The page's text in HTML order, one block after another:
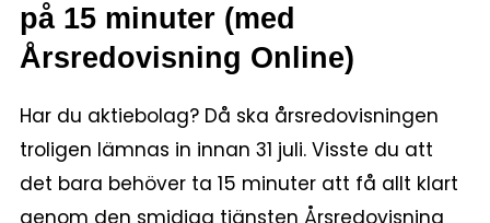
på 15 minuter (med
Årsredovisning Online)
Har du aktiebolag? Då ska årsredovisningen
troligen lämnas in innan 31 juli. Visste du att
det bara behöver ta 15 minuter att få allt klart
genom den smidiga tjänsten Årsredovisning